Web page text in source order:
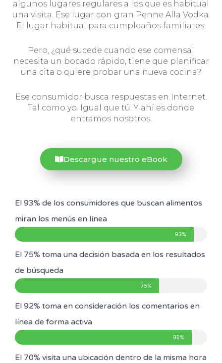
algunos lugares regulares a los que es habitual
una visita. Ese lugar con gran Penne Alla Vodka.
El lugar habitual para cumpleaños familiares.
Pero, ¿qué sucede cuando ese comensal
necesita un bocado rápido, tiene que planificar
una cita o quiere probar una nueva cocina?
Ese consumidor busca respuestas en Internet.
Tal como yo. Igual que tú. Y ahí es donde
entramos nosotros.
Descargue nuestro eBook
El 93% de los consumidores que buscan alimentos
miran los menús en línea
93%
El 75% toma una decisión basada en los resultados
de búsqueda
75%
El 92% toma en consideración los comentarios en
línea de forma activa
92%
El 70% visita una ubicación dentro de la misma hora